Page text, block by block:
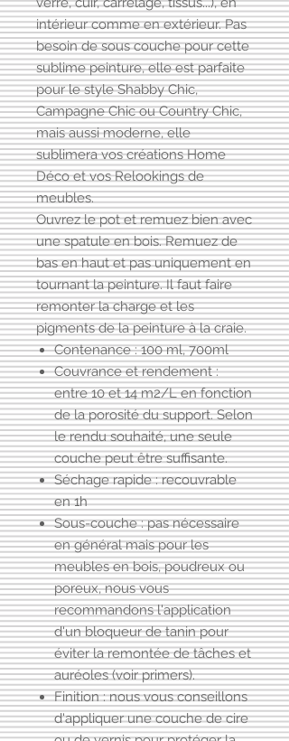
intérieur comme en extérieur. Pas
besoin de sous couche pour cette
sublime peinture, elle est parfaite
pour le style Shabby Chic,
Campagne Chic ou Country Chic,
mais aussi moderne, elle
sublimera vos créations Home
Déco et vos Relookings de
meubles.
Ouvrez le pot et remuez bien avec
une spatule en bois. Remuez de
bas en haut et pas uniquement en
tournant la peinture. Il faut faire
remonter la charge et les
pigments de la peinture à la craie.
Contenance : 100 ml, 700ml
Couvrance et rendement :
entre 10 et 14 m2/L en fonction
de la porosité du support. Selon
le rendu souhaité, une seule
couche peut être suffisante.
Séchage rapide : recouvrable
en 1h
Sous-couche : pas nécessaire
en général mais pour les
meubles en bois, poudreux ou
poreux, nous vous
recommandons l'application
d'unbloqueur de taninpour
éviter la remontée de tâches et
auréoles (voir primers).
Finition : nous vous conseillons
d'appliquerune couche de cire